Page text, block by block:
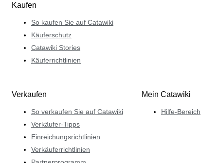
Kaufen
So kaufen Sie auf Catawiki
Käuferschutz
Catawiki Stories
Käuferrichtlinien
Verkaufen
So verkaufen Sie auf Catawiki
Verkäufer-Tipps
Einreichungsrichtlinien
Verkäuferrichtlinien
Mein Catawiki
Hilfe-Bereich